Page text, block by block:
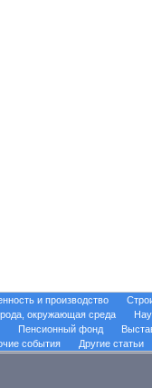
и производство
окружающая среда
Пенсионный фонд
события
Другие статьи